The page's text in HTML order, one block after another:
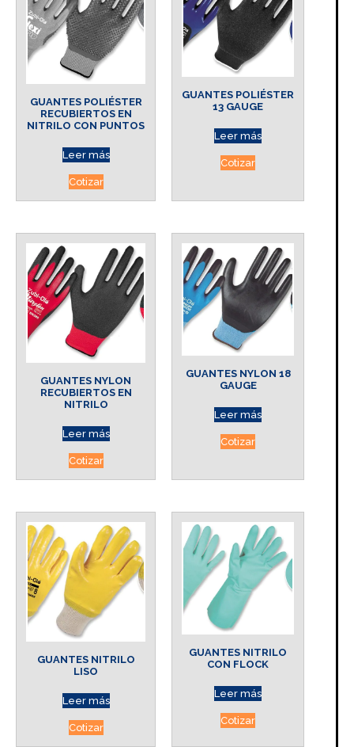
GUANTES POLIÉSTER
RECUBIERTOS EN
NITRILO CON PUNTOS
Leer más
Cotizar
GUANTES POLIÉSTER
13 GAUGE
Leer más
Cotizar
GUANTES NYLON
RECUBIERTOS EN
NITRILO
Leer más
Cotizar
GUANTES NYLON 18
GAUGE
Leer más
Cotizar
GUANTES NITRILO
LISO
Leer más
Cotizar
GUANTES NITRILO
CON FLOCK
Leer más
Cotizar